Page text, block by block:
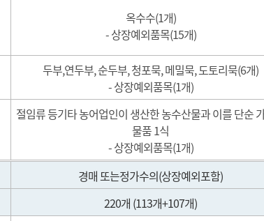
옥수수(1개)
- 상장예외품목(15개)
두부,연두부, 순두부, 청포묵, 메밀묵, 도토리묵(6개)
- 상장예외품목(1개)
절임류 등기타 농어업인이 생산한 농수산물과 이를 단순
물품 1식
- 상장예외품목(1개)
경매 또는정가수의(상장예외포함)
220개 (113개+107개)